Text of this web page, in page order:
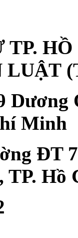
TP.
LUẬT
Dương
Minh
ĐT
TP. Hồ